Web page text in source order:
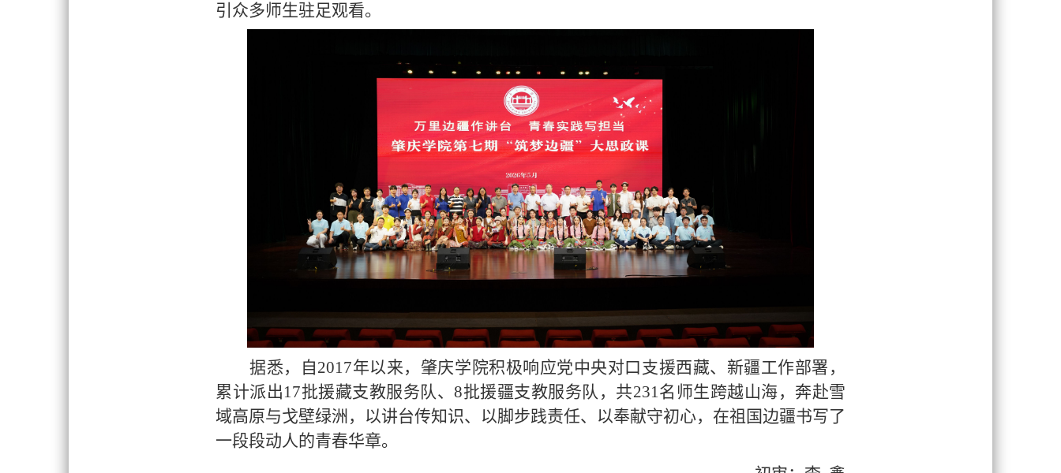
引众多师生驻足观看。
据悉，自2017年以来，肇庆学院积极响应党中央对口支援西藏、新疆工作部署，
累计派出17批援藏支教服务队、8批援疆支教服务队，共231名师生跨越山海，奔赴雪
域高原与戈壁绿洲，以讲台传知识、以脚步践责任、以奉献守初心，在祖国边疆书写了
一段段动人的青春华章。